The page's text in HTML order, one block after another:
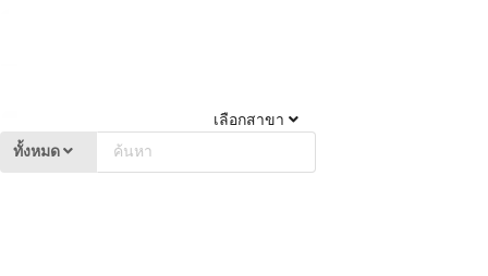
เลือกสาขา
ทั้งหมด